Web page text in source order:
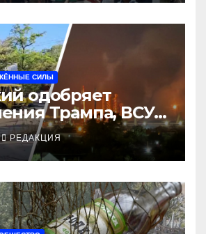
СИЛЫ
одобряет
Трампа, ВСУ
Добропольский
РЕДАКЦИЯ